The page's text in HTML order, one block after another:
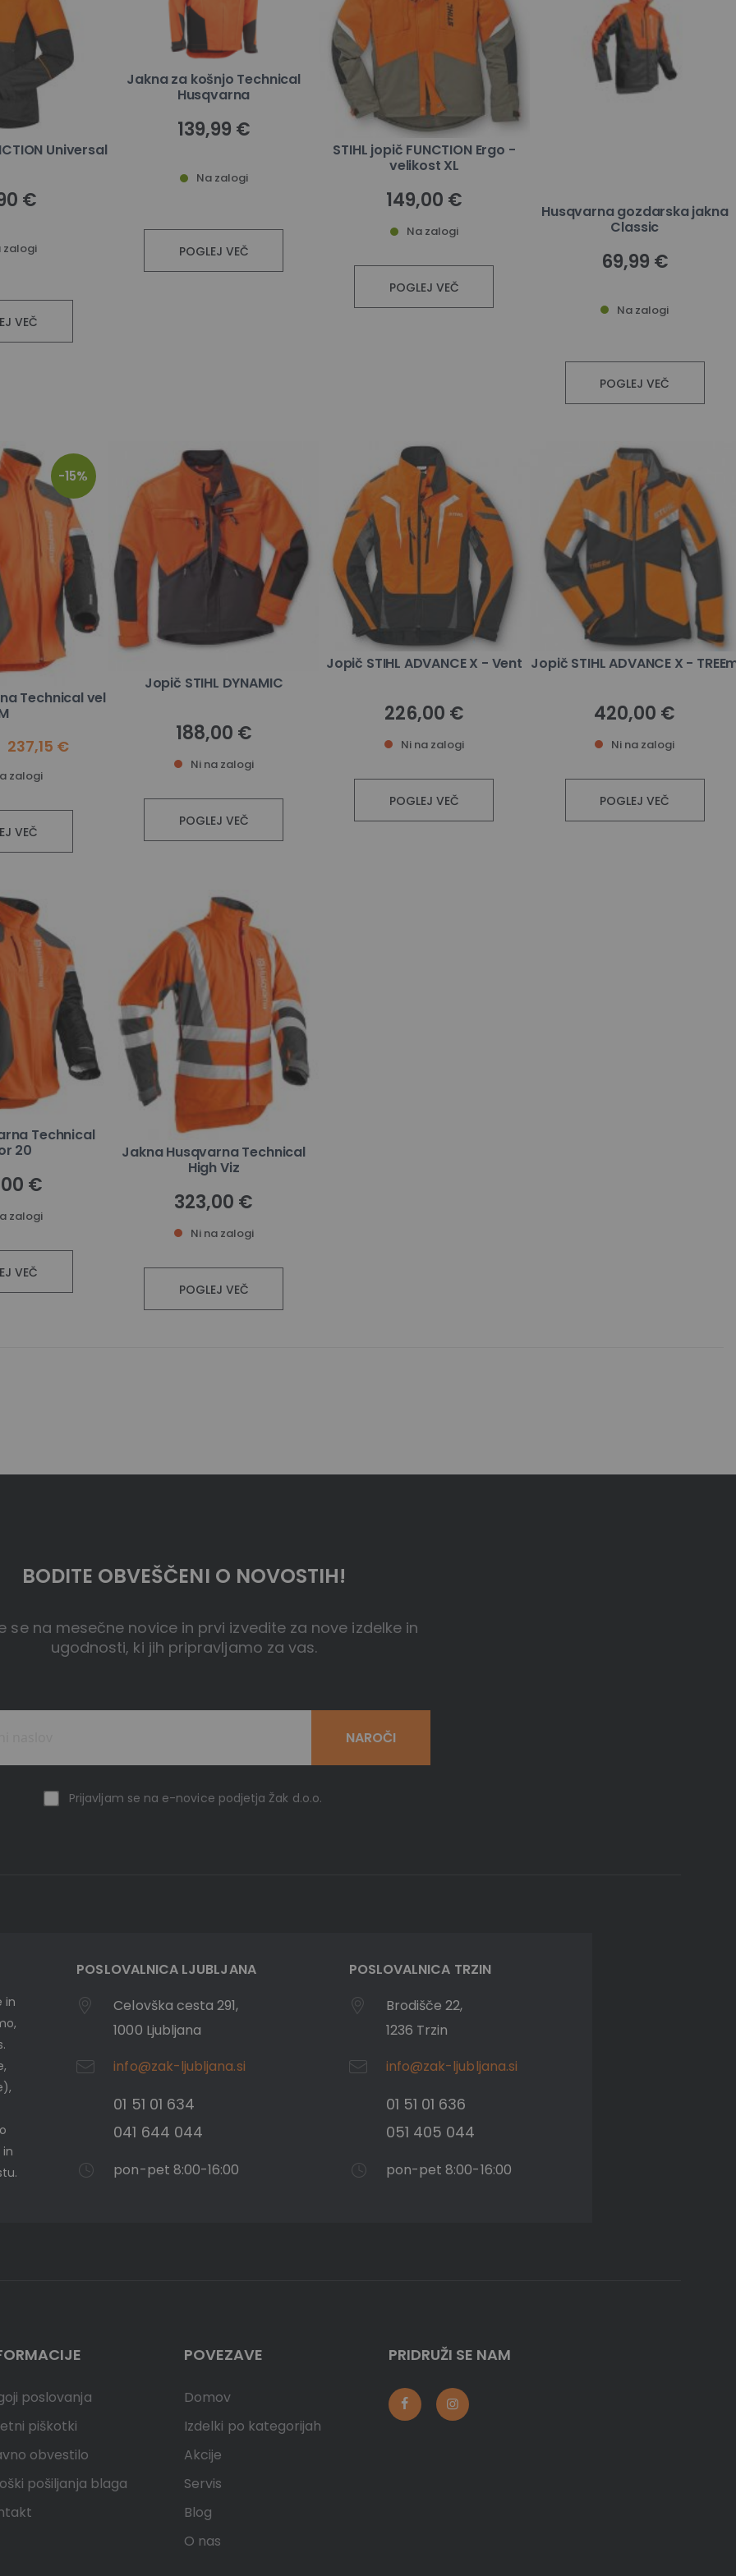
Universal
€
zalogi
VEČ
Jakna za košnjo Technical
Husqvarna
139,99 €
Na zalogi
POGLEJ VEČ
STIHL jopič FUNCTION Ergo -
velikost XL
149,00 €
Na zalogi
POGLEJ VEČ
Husqvarna gozdarska jakna
Classic
69,99 €
Na zalogi
POGLEJ VEČ
-15%
Technical vel
237,15 €
zalogi
VEČ
Jopič STIHL DYNAMIC
188,00 €
Ni na zalogi
POGLEJ VEČ
Jopič STIHL ADVANCE X - Vent
226,00 €
Ni na zalogi
POGLEJ VEČ
Jopič STIHL ADVANCE X -
420,00 €
Ni na zalogi
POGLEJ VEČ
Technical
20
€
zalogi
VEČ
Jakna Husqvarna Technical
High Viz
323,00 €
Ni na zalogi
POGLEJ VEČ
BODITE OBVEŠČENI O NOVOSTIH!
se na mesečne novice in prvi izvedite za nove izdelke in
ugodnosti, ki jih pripravljamo za vas.
Prijavljam se na e-novice podjetja Žak d.o.o.
NAROČI
in
POSLOVALNICA LJUBLJANA
Celovška cesta 291,
1000 Ljubljana
info@zak-ljubljana.si
01 51 01 634
041 644 044
pon-pet 8:00-16:00
POSLOVALNICA TRZIN
Brodišče 22,
1236 Trzin
info@zak-ljubljana.si
01 51 01 636
051 405 044
pon-pet 8:00-16:00
poslovanja
piškotki
obvestilo
pošiljanja blaga
POVEZAVE
Domov
Izdelki po kategorijah
Akcije
Servis
Blog
O nas
PRIDRUŽI SE NAM